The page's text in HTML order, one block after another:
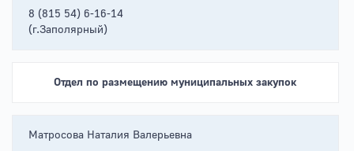
8 (815 54) 6-16-14
(г.Заполярный)
Отдел по размещению муниципальных закупок
Матросова Наталия Валерьевна